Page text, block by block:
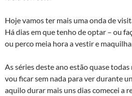
Hoje vamos ter mais uma onda de
Há dias em que tenho de optar – ou
ou perco meia hora a vestir e
As séries deste ano estão quase
vou ficar sem nada para ver durante
aquilo durar mais uns dias comecei a